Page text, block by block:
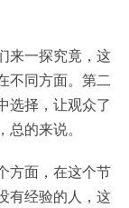
来一探究竟，这
不同方面。第二
选择，让观众了
的来说。
方面，在这个节
有经验的人，这